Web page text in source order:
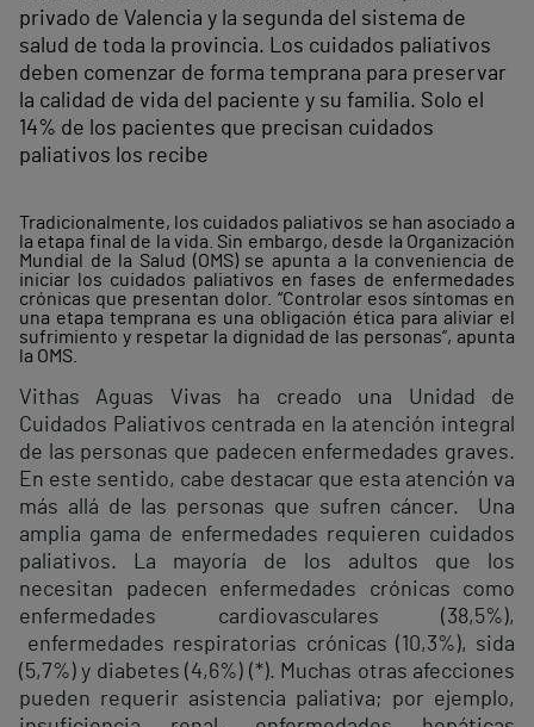
privado de Valencia y la segunda del sistema de
salud de toda la provincia. Los cuidados paliativos
deben comenzar de forma temprana para preservar
la calidad de vida del paciente y su familia. Solo el
14% de los pacientes que precisan cuidados
paliativos los recibe
Tradicionalmente, los cuidados paliativos se han asociado a
la etapa final de la vida. Sin embargo, desde la Organización
Mundial de la Salud (OMS) se apunta a la conveniencia de
iniciar los cuidados paliativos en fases de enfermedades
crónicas que presentan dolor. “Controlar esos síntomas en
una etapa temprana es una obligación ética para aliviar el
sufrimiento y respetar la dignidad de las personas”, apunta
la OMS.
Vithas Aguas Vivas ha creado una Unidad de
Cuidados Paliativos centrada en la atención integral
de las personas que padecen enfermedades graves.
En este sentido, cabe destacar que esta atención va
más allá de las personas que sufren cáncer. Una
amplia gama de enfermedades requieren cuidados
paliativos. La mayoría de los adultos que los
necesitan padecen enfermedades crónicas como
enfermedades cardiovasculares (38,5%),
enfermedades respiratorias crónicas (10,3%), sida
(5,7%) y diabetes (4,6%) (*). Muchas otras afecciones
pueden requerir asistencia paliativa; por ejemplo,